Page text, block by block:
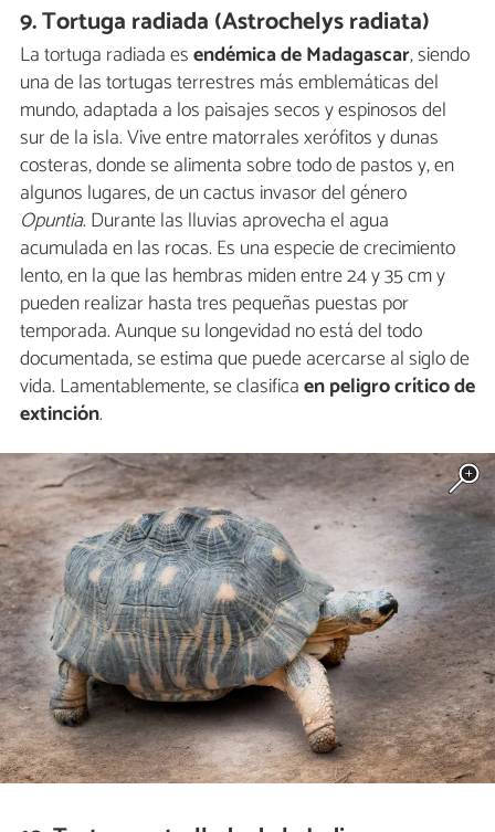
9. Tortuga radiada (Astrochelys radiata)
La tortuga radiada esendémica de Madagascar, siendo
una de las tortugas terrestres más emblemáticas del
mundo, adaptada a los paisajes secos y espinosos del
sur de la isla. Vive entre matorrales xerófitos y dunas
costeras, donde se alimenta sobre todo de pastos y, en
algunos lugares, de un cactus invasor del género
Opuntia. Durante las lluvias aprovecha el agua
acumulada en las rocas. Es una especie de crecimiento
lento, en la que las hembras miden entre 24 y 35 cm y
pueden realizar hasta tres pequeñas puestas por
temporada. Aunque su longevidad no está del todo
documentada, se estima que puede acercarse al siglo de
vida. Lamentablemente, se clasificaen peligro crítico de
extinción.